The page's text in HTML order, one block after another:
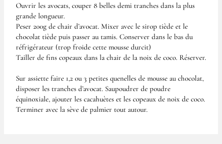
Ouvrir les avocats, couper 8 belles demi tranches dans la plus
grande longueur.
Peser 200g de chair d’avocat. Mixer avec le sirop tiède et le
chocolat tiède puis passer au tamis. Conserver dans le bas du
réfrigérateur (trop froide cette mousse durcit)
Tailler de fins copeaux dans la chair de la noix de coco. Réserver.
Sur assiette faire 1,2 ou 3 petites quenelles de mousse au chocolat,
disposer les tranches d’avocat. Saupoudrer de poudre
équinoxiale, ajouter les cacahuètes et les copeaux de noix de coco.
Terminer avec la sève de palmier tout autour.